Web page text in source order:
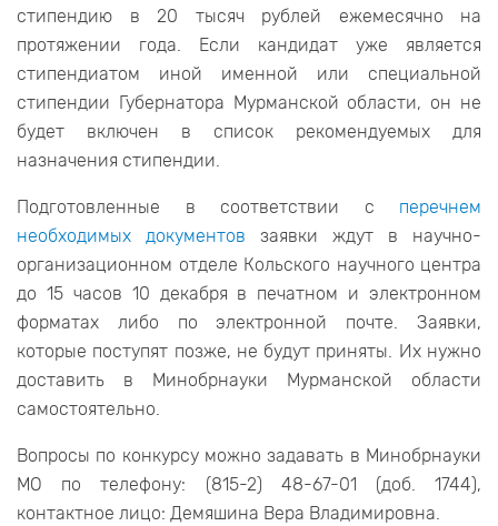
стипендию в 20 тысяч рублей ежемесячно на
протяжении года. Если кандидат уже является
стипендиатом иной именной или специальной
стипендии Губернатора Мурманской области, он не
будет включен в список рекомендуемых для
назначения стипендии.
Подготовленные в соответствии с перечнем
необходимых документов заявки ждут в научно-
организационном отделе Кольского научного центра
до 15 часов 10 декабря в печатном и электронном
форматах либо по электронной почте. Заявки,
которые поступят позже, не будут приняты. Их нужно
доставить в Минобрнауки Мурманской области
самостоятельно.
Вопросы по конкурсу можно задавать в Минобрнауки
МО по телефону: (815-2) 48-67-01 (доб. 1744),
контактное лицо: Демяшина Вера Владимировна.